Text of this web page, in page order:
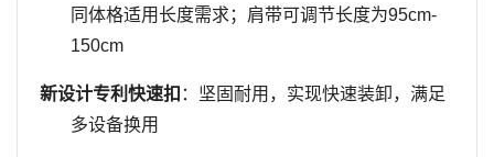
同体格适用长度需求；肩带可调节长度为95cm-
150cm
新设计专利快速扣 ：坚固耐用，实现快速装卸，满足
多设备换用